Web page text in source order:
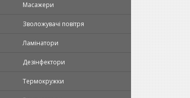
Масажери
Зволожувачі повітря
Ламінатори
Дезінфектори
Термокружки